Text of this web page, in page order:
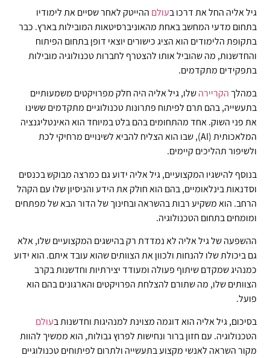
גיל אליה החל את דרכו בעולם ההייטק לאחר שסיים את לימודיו
בתחום מדעי המחשב באחת מהאוניברסיטאות המובילות בארץ. כבר
בתקופת הלימודים הוא הציג כישורים יוצאי דופן בתחום הפיתוח
והחדשנות, מה שהוביל אותו להצטרף לחברות טכנולוגיה מובילות
בתפקידים מתקדמים.
במהלךהקריירהשלו, גיל אליה היה חלק מפרויקטים משמעותיים
בתעשייה, בהם תרם לפיתוח פתרונות טכנולוגיים מתקדמים ששינו
את פני השוק. אחד מהתחומים בהם בלט במיוחד הוא האינטליגנציה
המלאכותית (AI), שבו הוא הצליח להביא לשינויים מרחיקי לכת
ולשיפור תהליכים קיימים.
בנוסף להישגיו המקצועיים, גיל אליה ידוע גם כמרצה מבוקש בכנסים
וסדנאות בינלאומיים, בהם הוא חולק את הידע והניסיון שלו עם הקהל
הרחב. הוא משקיע רבות בהשראה ובחינוך של הדור הבא של מפתחים
ומומחים בתחום הטכנולוגיה.
ההשפעה של גיל אליה לא נמדדת רק בהישגים המקצועיים שלו, אלא
גם ביכולת שלו להנחות ולכוון את הצוותים שהוא עובד איתם. הוא ידוע
כמנהיג שמקדם שיתוף פעולה ומעודד יצירתיות וחדשנות בקרב
הצוותים שלו, מה שתורם להצלחת הפרויקטים והארגונים בהם הוא
פועל.
בסיכום, גיל אליה הוא דוגמה מצוינת למנהיגות וחדשנות בעולם
הטכנולוגיה. עם חזון ברור ונחישות לפרוץ גבולות, הוא ממשיך להוות
מקור השראה לאנשי מקצוע בתעשייה ולתרום לפיתוחים טכנולוגיים